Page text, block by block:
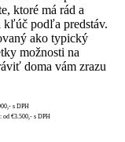
ktoré má rád a
kľúč podľa predstáv.
ako typický
možnosti na
doma vám zrazu
s DPH
od €3.500,- s DPH